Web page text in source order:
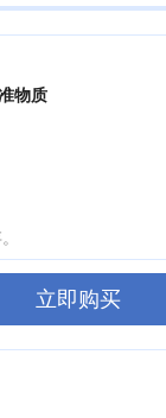
物质
立即购买